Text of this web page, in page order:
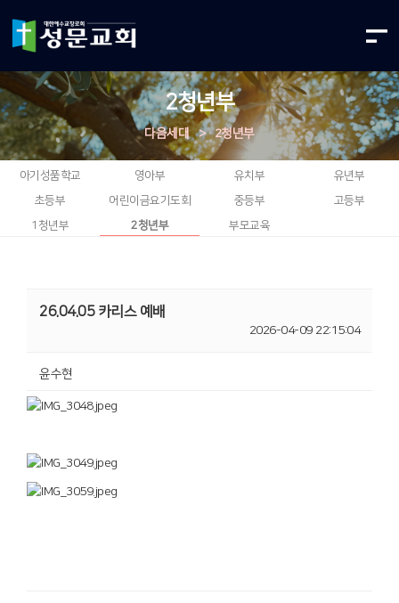
2청년부
다음세대 > 2청년부
아기성품학교 영아부 유치부
유년부
초등부
어린이금요기도회 중등부
고등부
1청년부
2청년부 부모교육
26.04.05 카리스 예배
2026-04-09 22:15:04
윤수현